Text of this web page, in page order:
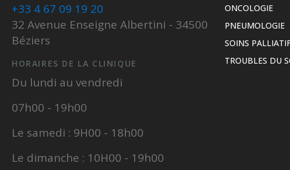
+33 4 67 09 19 20
32 Avenue Enseigne Albertini - 34500
Béziers
HORAIRES DE LA CLINIQUE
Du lundi au vendredi
07h00 - 19h00
Le samedi : 9H00 - 18h00
Le dimanche : 10H00 - 19h00
ONCOLOGIE
PNEUMOLOGIE
SOINS
TROUBLES DU